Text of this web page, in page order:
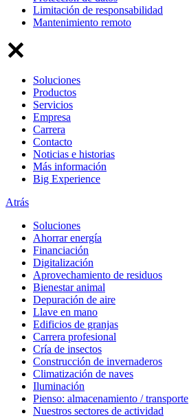
Limitación de responsabilidad
Mantenimiento remoto
Soluciones
Productos
Servicios
Empresa
Carrera
Contacto
Noticias e historias
Más información
Big Experience
Atrás
Soluciones
Ahorrar energía
Financiación
Digitalización
Aprovechamiento de residuos
Bienestar animal
Depuración de aire
Llave en mano
Edificios de granjas
Carrera profesional
Cría de insectos
Construcción de invernaderos
Climatización de naves
Iluminación
Pienso: almacenamiento / transporte
Nuestros sectores de actividad